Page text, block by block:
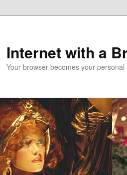
Internet with a
Your browser becomes your